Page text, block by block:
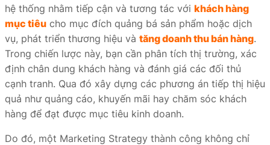
hệ thống nhằm tiếp cận và tương tác với khách hàng
mục tiêu cho mục đích quảng bá sản phẩm hoặc dịch
vụ, phát triển thương hiệu và tăng doanh thu bán hàng.
Trong chiến lược này, bạn cần phân tích thị trường, xác
định chân dung khách hàng và đánh giá các đối thủ
cạnh tranh. Qua đó xây dựng các phương án tiếp thị hiệu
quả như quảng cáo, khuyến mãi hay chăm sóc khách
hàng để đạt được mục tiêu kinh doanh.
Do đó, một Marketing Strategy thành công không chỉ